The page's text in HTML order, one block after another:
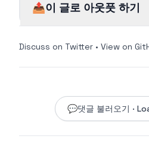
📤이 글로 아웃풋 하기
Discuss on Twitter • View on
💬댓글 불러오기 ·